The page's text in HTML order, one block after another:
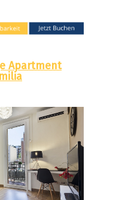
Apartment